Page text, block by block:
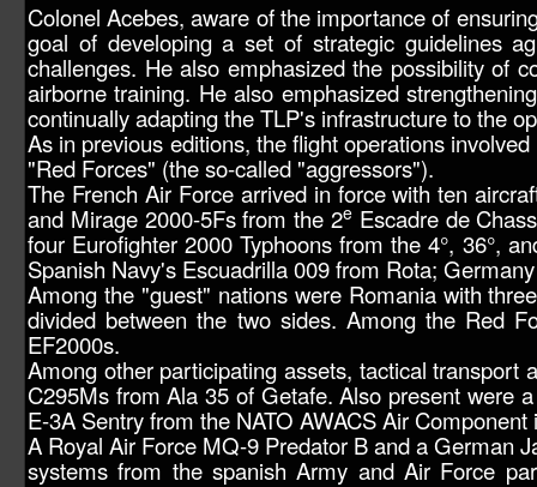
Colonel Acebes, aware of the importance of
goal of developing a set of strategic guidelines
challenges. He also emphasized the possibility of
airborne training. He also emphasized
continually adapting the TLP's infrastructure to the
As in previous editions, the flight operations
"Red Forces" (the so-called "aggressors").
The French Air Force arrived in force with ten
and Mirage 2000-5Fs from the 2eEscadre de
four Eurofighter 2000 Typhoons from the 4°, 36°,
Spanish Navy's Escuadrilla 009 from Rota;
Among the "guest" nations were Romania with
divided between the two sides. Among the Red
EF2000s.
Among other participating assets, tactical transport
C295Ms from Ala 35 of Getafe. Also present were
E-3A Sentry from the NATO AWACS Air
A Royal Air Force MQ-9 Predator B and a German
systems from the spanish Army and Air Force